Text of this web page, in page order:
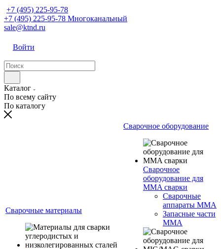
+7 (495) 225-95-78
+7 (495) 225-95-78 Многоканальный
sale@ktnd.ru
Войти
Каталог
По всему сайту
По каталогу
Сварочные материалы
Сварочное оборудование
Сварочное
оборудование для
MMA сварки
Сварочные
аппараты MMA
Запасные части
MMA